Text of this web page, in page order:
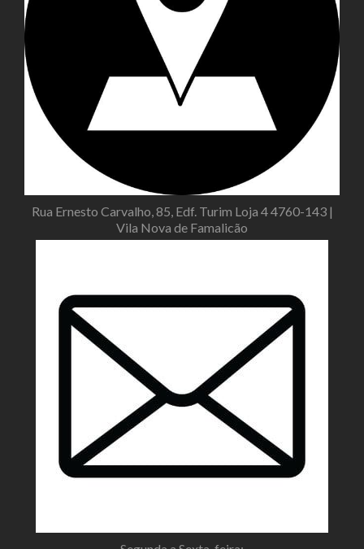
Rua Ernesto Carvalho, 85, Edf. Turim Loja 4 4760-143 |
Vila Nova de Famalicão